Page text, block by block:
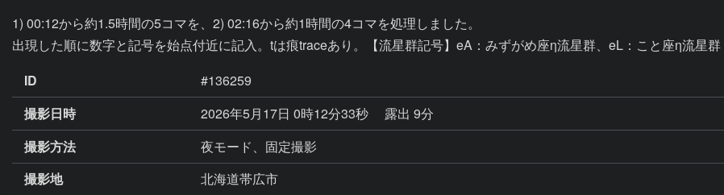
1) 00:12から約1.5時間の5コマを、2) 02:16から約1時間の4コマを処理しました。
出現した順に数字と記号を始点付近に記入。tは痕traceあり。【流星群記号】eA：みずがめ座η流星群、eL：こと座η流星群
ID
#136259
撮影日時
2026年5月17日 0時12分33秒
露出 9分
撮影方法
夜モード、固定撮影
撮影地
北海道帯広市